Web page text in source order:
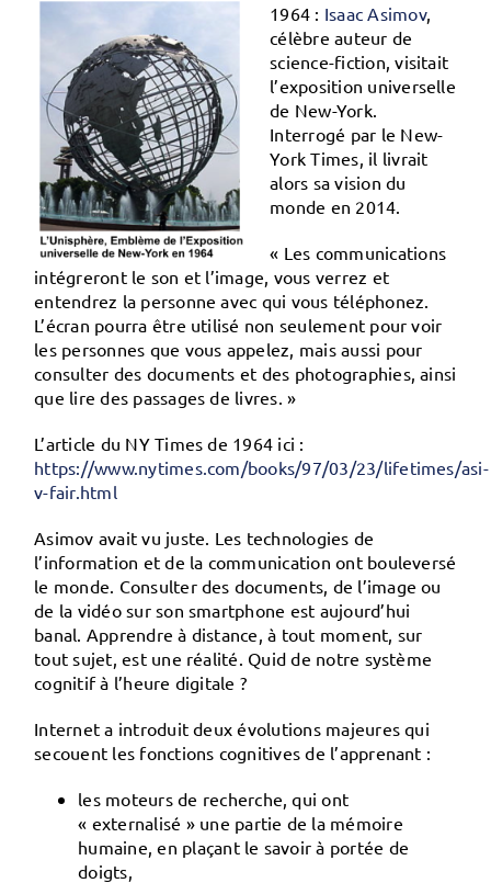
1964 : Isaac Asimov,
célèbre auteur de
science-fiction, visitait
l’exposition universelle
de New-York.
Interrogé par le New-
York Times, il livrait
alors sa vision du
monde en 2014.
« Les communications
intégreront le son et l’image, vous verrez et
entendrez la personne avec qui vous téléphonez.
L’écran pourra être utilisé non seulement pour voir
les personnes que vous appelez, mais aussi pour
consulter des documents et des photographies, ainsi
que lire des passages de livres. »
L’article du NY Times de 1964 ici :
https://www.nytimes.com/books/97/03/23/lifetimes/asi-
v-fair.html
Asimov avait vu juste. Les technologies de
l’information et de la communication ont bouleversé
le monde. Consulter des documents, de l’image ou
de la vidéo sur son smartphone est aujourd’hui
banal. Apprendre à distance, à tout moment, sur
tout sujet, est une réalité. Quid de notre système
cognitif à l’heure digitale ?
Internet a introduit deux évolutions majeures qui
secouent les fonctions cognitives de l’apprenant :
les moteurs de recherche, qui ont
« externalisé » une partie de la mémoire
humaine, en plaçant le savoir à portée de
doigts,